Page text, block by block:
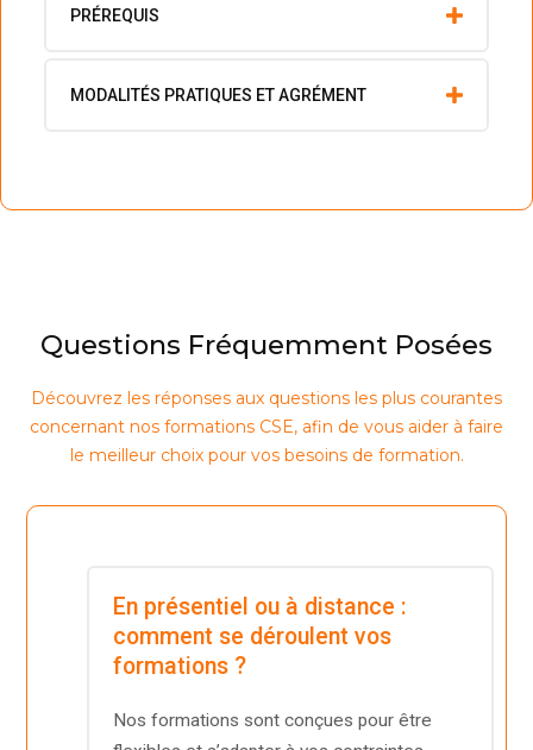
PRÉREQUIS
MODALITÉS PRATIQUES ET AGRÉMENT
Questions Fréquemment Posées
Découvrez les réponses aux questions les plus courantes
concernant nos formations CSE, afin de vous aider à faire
le meilleur choix pour vos besoins de formation.
En présentiel ou à distance :
comment se déroulent vos
formations ?
Nos formations sont conçues pour être